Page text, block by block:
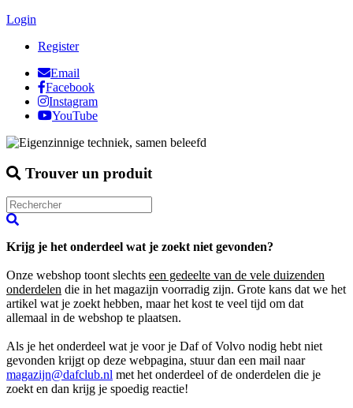
Login
Register
Email
Facebook
Instagram
YouTube
Trouver un produit
Krijg je het onderdeel wat je zoekt niet gevonden?
Onze webshop toont slechts een gedeelte van de vele duizenden
onderdelen die in het magazijn voorradig zijn. Grote kans dat we het
artikel wat je zoekt hebben, maar het kost te veel tijd om dat
allemaal in de webshop te plaatsen.
Als je het onderdeel wat je voor je Daf of Volvo nodig hebt niet
gevonden krijgt op deze webpagina, stuur dan een mail naar
magazijn@dafclub.nl met het onderdeel of de onderdelen die je
zoekt en dan krijg je spoedig reactie!